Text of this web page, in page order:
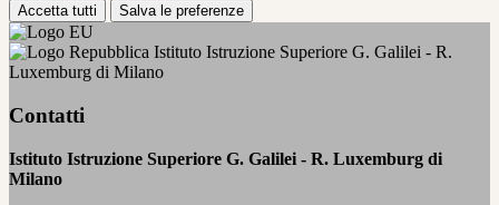
Accetta tutti Salva le preferenze
Istituto Istruzione Superiore G. Galilei - R.
Luxemburg di Milano
Contatti
Istituto Istruzione Superiore G. Galilei - R. Luxemburg di
Milano